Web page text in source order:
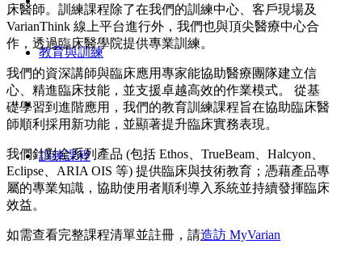
教育與訓練
訓練課程
床醫師。訓練課程除了在我們的訓練中心、客戶現場及
VarianThink 線上平台進行外，我們也與頂尖醫療中心合
作，透過臨床醫學院提供專業訓練。
我們的資深講師與臨床應用專家能協助醫療團隊建立信
心、精進臨床技能，並支援卓越高效的作業模式。 從基
礎學習到進階應用，我們的教育訓練課程旨在協助臨床醫
師順利採用新功能，並顯著提升臨床實務表現。
我們針對全系列產品 (包括 Ethos、TrueBeam、Halcyon、
Eclipse、ARIA OIS 等) 提供臨床與技術教育；憑藉產品專
屬的專業知識，協助使用者順利導入系統並持續發揮臨床
效益。
如需查看完整課程清單並註冊，請造訪 MyVarian